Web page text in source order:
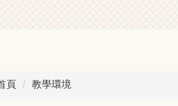
頁 教學環境